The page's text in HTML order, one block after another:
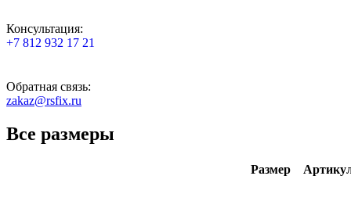
Консультация:
+7 812 932 17 21
Обратная связь:
zakaz@rsfix.ru
Все размеры
Размер